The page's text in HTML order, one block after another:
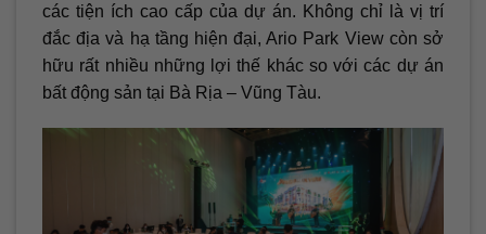
các tiện ích cao cấp của dự án. Không chỉ là vị trí
đắc địa và hạ tầng hiện đại, Ario Park View còn sở
hữu rất nhiều những lợi thế khác so với các dự án
bất động sản tại Bà Rịa – Vũng Tàu.